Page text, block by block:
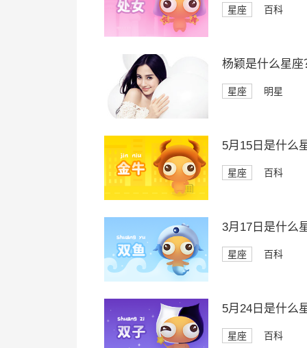
星座 百科
杨颖是什么星座
星座 明星
5月15日是什么
星座 百科
3月17日是什么
星座 百科
5月24日是什么
星座 百科